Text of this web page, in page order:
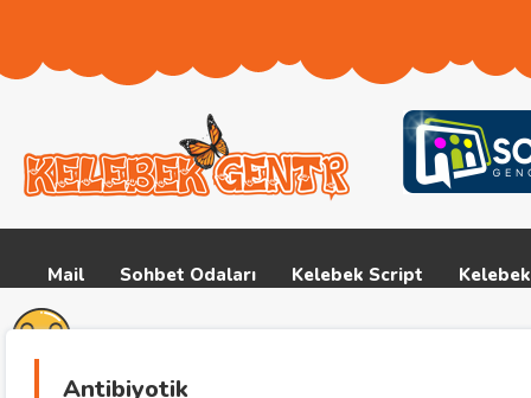
Mail Sohbet Odaları Kelebek Script
Antibiyotik